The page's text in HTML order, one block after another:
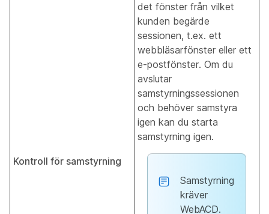
Kontroll för samstyrning
det fönster från vilket
kunden begärde
sessionen, t.ex. ett
webbläsarfönster eller ett
e-postfönster. Om du
avslutar
samstyrningssessionen
och behöver samstyra
igen kan du starta
samstyrning igen.
Samstyrning
kräver
WebACD.